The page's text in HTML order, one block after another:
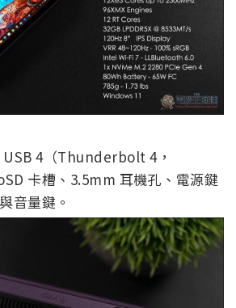
4（Thunderbolt 4，
卡槽、3.5mm 耳機孔、電源鍵
音量鍵。